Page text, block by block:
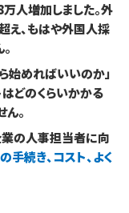
人増加しました。外
え、もはや外国人採
始めればいいのか」
どのくらいかかる
。
の人事担当者に向
続き、コスト、よく